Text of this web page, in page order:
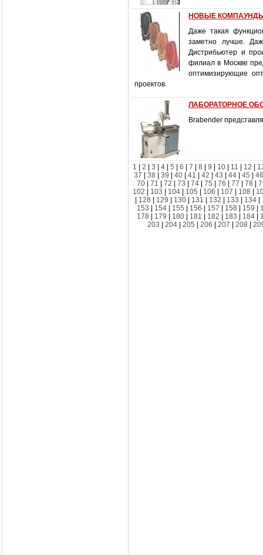
НОВЫЕ КОМПАУНДЫ
Даже такая
заметно лучше.
Дистрибьютер и
филиал в Москве
оптимизирующие
проектов.
ЛАБОРАТОРНОЕ
Brabender
1 2 3 4 5 6 7 8 9 10 11 12
37
|38 |39 |40 |41 |42 |43 |44 |45 |
70
71 72 73 74 75 76 77 78
102
103 104 105 106 107 108
128 129 130 131 132 133 134
153
154 155 156 157 158 159
178
179 180 181 182 183 184
203
|204 |205 |206 |207 |208 |